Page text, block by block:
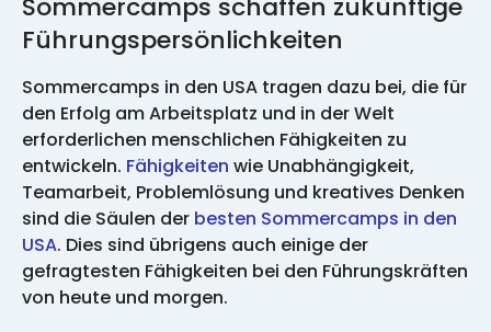
Sommercamps schaffen zukünftige
Führungspersönlichkeiten
Sommercamps in den USA tragen dazu bei, die für
den Erfolg am Arbeitsplatz und in der Welt
erforderlichen menschlichen Fähigkeiten zu
entwickeln. Fähigkeiten wie Unabhängigkeit,
Teamarbeit, Problemlösung und kreatives Denken
sind die Säulen der besten Sommercamps in den
USA. Dies sind übrigens auch einige der
gefragtesten Fähigkeiten bei den Führungskräften
von heute und morgen.